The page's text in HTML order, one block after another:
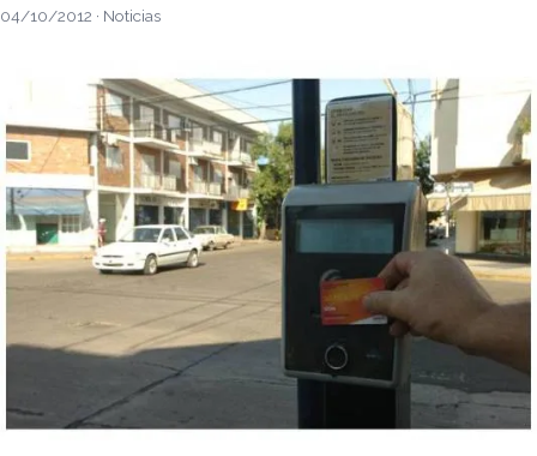
04/10/2012 · Noticias